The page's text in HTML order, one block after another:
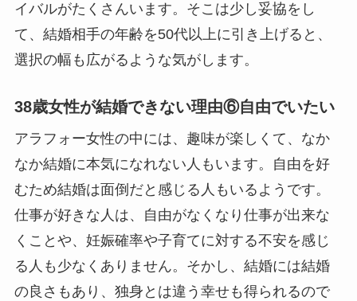
イバルがたくさんいます。そこは少し妥協をし
て、結婚相手の年齢を50代以上に引き上げると、
選択の幅も広がるような気がします。
38歳女性が結婚できない理由⑥自由でいたい
アラフォー女性の中には、趣味が楽しくて、なか
なか結婚に本気になれない人もいます。自由を好
むため結婚は面倒だと感じる人もいるようです。
仕事が好きな人は、自由がなくなり仕事が出来な
くことや、妊娠確率や子育てに対する不安を感じ
る人も少なくありません。そかし、結婚には結婚
の良さもあり、独身とは違う幸せも得られるので